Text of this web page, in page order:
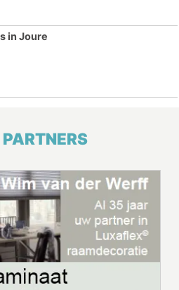
in Joure
PARTNERS